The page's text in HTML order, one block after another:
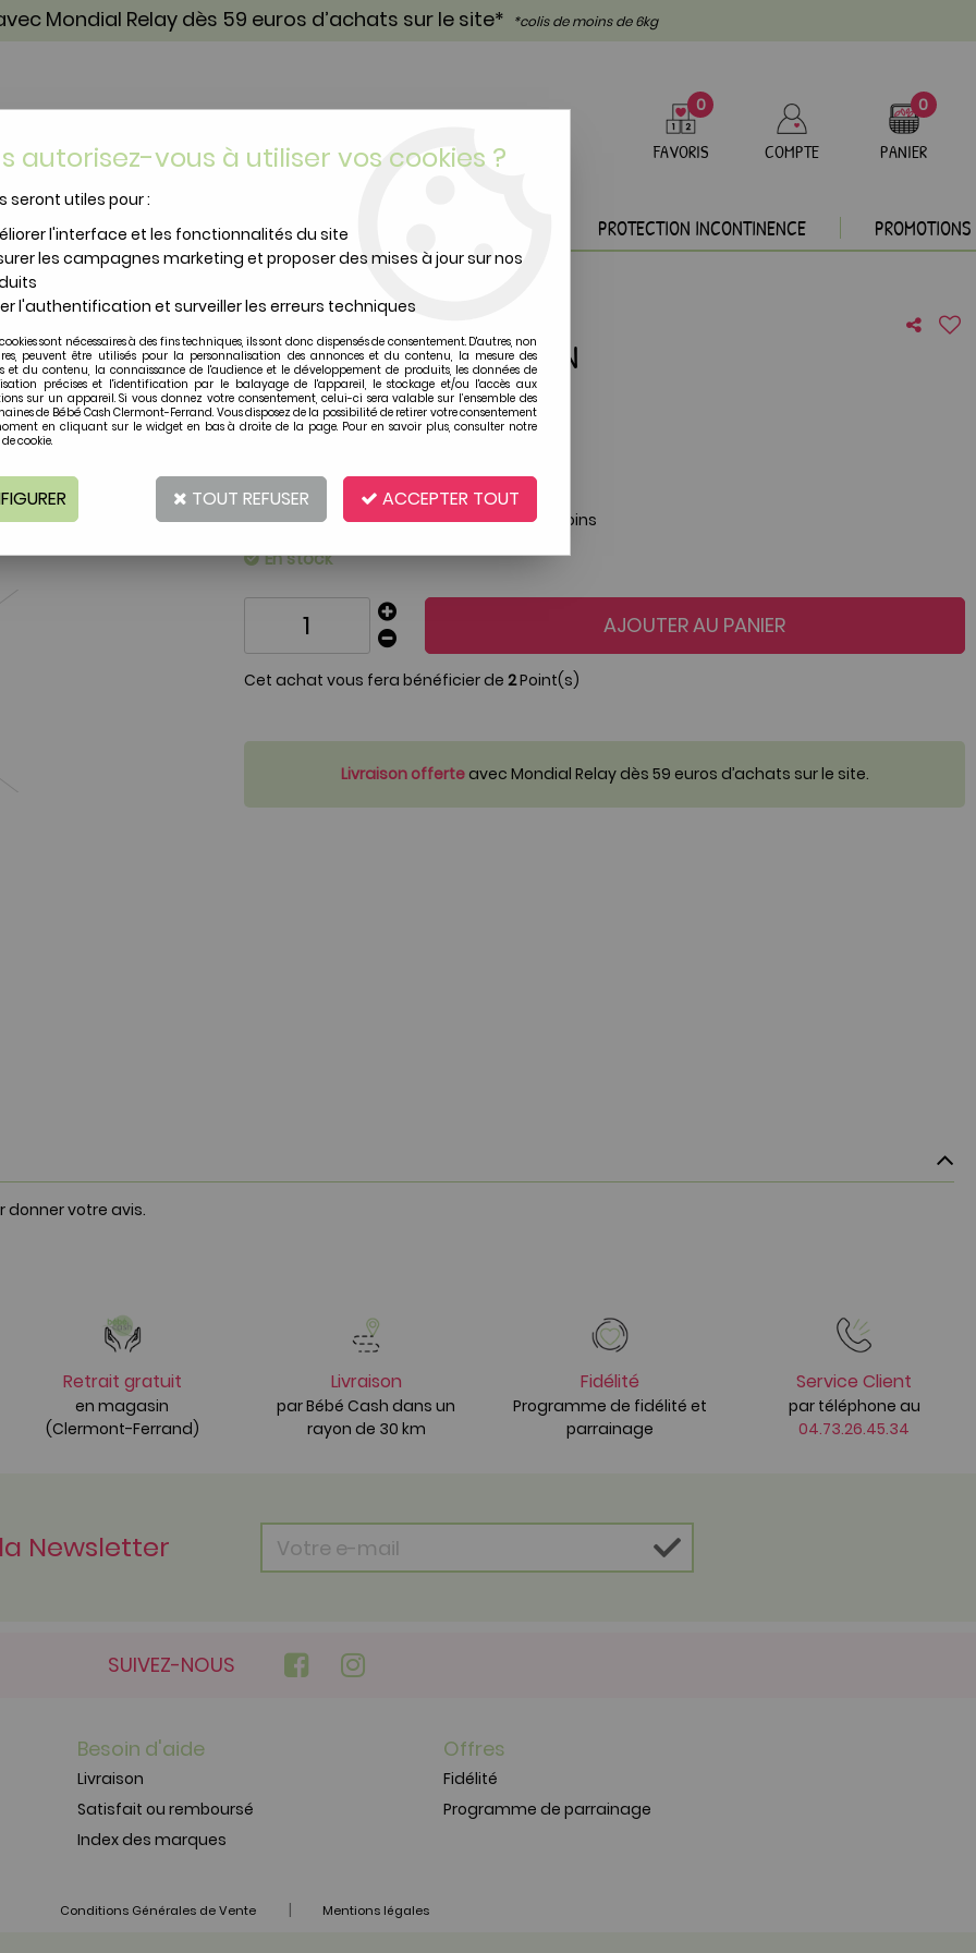
Mondial Relay dès 59 euros d’achats sur le site* *colis de moins de 6kg
0
FAVORIS COMPTE
0
PANIER
TOILETTE & SOIN PUÉRICULTURE PROTECTION INCONTINENCE PROMOTIONS
PETIT POILU MEME BONBON
Soyez le premier à donner votre avis !
€
Réf. :1178866
Article de seconde main qualifié par nos soins
En stock
AJOUTER AU PANIER
Cet achat vous fera bénéficier de 2Point(s)
Livraison offerteavec Mondial Relay dès 59 euros d’achats sur le site.
donner votre avis.
Retrait gratuit
en magasin
(Clermont-Ferrand)
Livraison
par Bébé Cash dans un
rayon de 30 km
Fidélité
Programme de fidélité et
parrainage
Service Client
par téléphone au
04.73.26.45.34
Newsletter
SUIVEZ-NOUS
Besoin d'aide
Livraison
Satisfait ou remboursé
Index des marques
Offres
Fidélité
Programme de parrainage
Conditions Générales de Vente | Mentions légales
autorisez-vous à utiliser vos cookies ?
seront utiles pour :
l'interface et les fonctionnalités du site
les campagnes marketing et proposer des mises à jour sur nos
l'authentification et surveiller les erreurs techniques
sont nécessaires à des fins techniques, ils sont donc dispensés de consentement. D'autres, non
peuvent être utilisés pour la personnalisation des annonces et du contenu, la mesure des
et du contenu, la connaissance de l'audience et le développement de produits, les données de
précises et l'identification par le balayage de l'appareil, le stockage et/ou l'accès aux
sur un appareil. Si vous donnez votre consentement, celui-ci sera valable sur l’ensemble des
de Bébé Cash Clermont-Ferrand. Vous disposez de la possibilité de retirer votre consentement
en cliquant sur le widget en bas à droite de la page. Pour en savoir plus, consulter notre
cookie.
TOUT REFUSER ACCEPTER TOUT